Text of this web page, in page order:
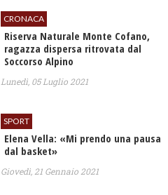
CRONACA
Riserva Naturale Monte Cofano,
ragazza dispersa ritrovata dal
Soccorso Alpino
Lunedì, 05 Luglio 2021
SPORT
Elena Vella: «Mi prendo una pausa
dal basket»
Giovedì, 21 Gennaio 2021